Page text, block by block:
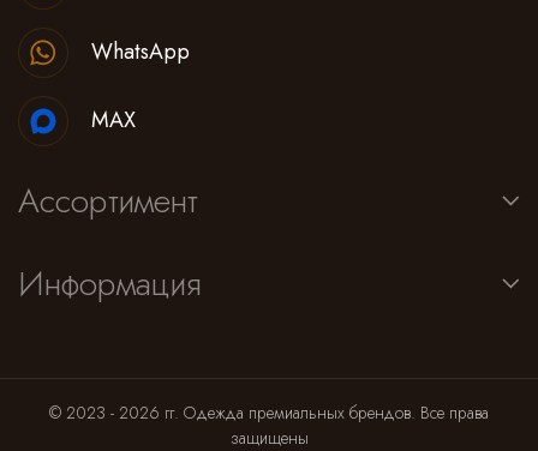
Ассортимент
Информация
WhatsApp
MAX
© 2023 - 2026 гг. Одежда премиальных брендов. Все права
защищены